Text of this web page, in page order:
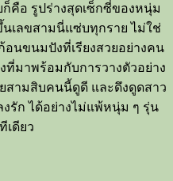
คือ รูปร่างสุดเซ็กซี่ของหนุ่ม
เลขสามนี่แซ่บทุกราย ไม่ใช่
นขนมปังที่เรียงสวยอย่างคน
มาพร้อมกับการวางตัวอย่าง
สามสิบคนนี้ดูดี และดึงดูดสาว
รัก ได้อย่างไม่แพ้หนุ่ม ๆ รุ่น
เดียว